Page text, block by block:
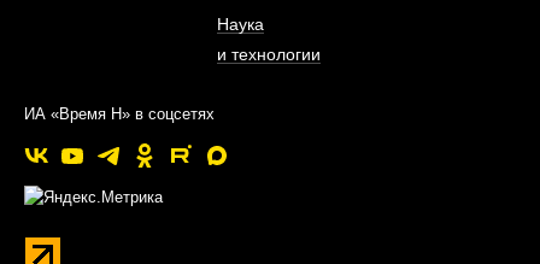
Наука
и технологии
ИА «Время Н» в соцсетях